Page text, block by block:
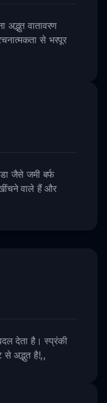
वातावरण
से भरपूर
जैसे जमी बर्फ
वाले हैं और
देता है। स्प्रंकी
से अद्भुत है!,,